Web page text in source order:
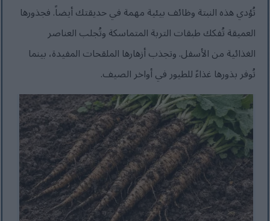
تُؤدي هذه النبتة وظائف بيئية مهمة في حديقتك أيضاً. فجذورها
العميقة تُفكك طبقات التربة المتماسكة وتُجلب العناصر
الغذائية من الأسفل. وتجذب أزهارها الملقحات المفيدة، بينما
تُوفر بذورها غذاءً للطيور في أواخر الصيف.